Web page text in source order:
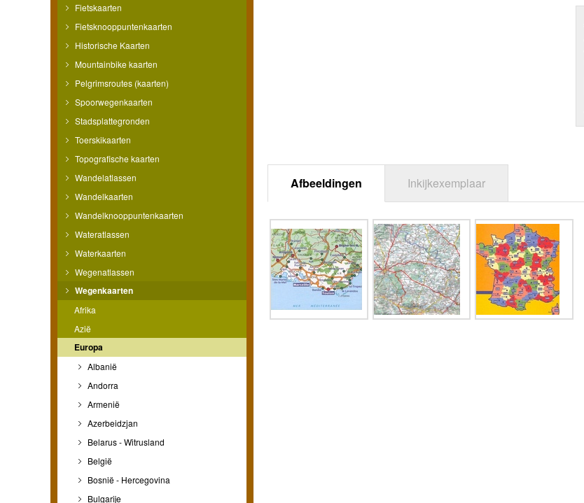
Fietskaarten
Fietsknooppuntenkaarten
Historische Kaarten
Mountainbike kaarten
Pelgrimsroutes (kaarten)
Spoorwegenkaarten
Stadsplattegronden
Toerskikaarten
Topografische kaarten
Wandelatlassen
Wandelkaarten
Wandelknooppuntenkaarten
Wateratlassen
Waterkaarten
Wegenatlassen
Wegenkaarten
Afrika
Azië
Europa
Albanië
Andorra
Armenië
Azerbeidzjan
Belarus - Witrusland
België
Bosnië - Hercegovina
Bulgarije
Afbeeldingen Inkijkexemplaar